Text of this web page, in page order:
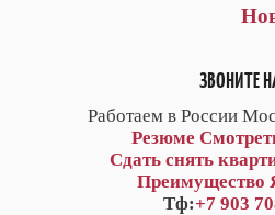
ЗВОНИТЕ
Работаем в России
Резюме
Сдать снять
Преимущество
Тф:+7 903